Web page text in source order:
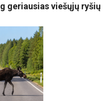
geriausias viešųjų ryšių